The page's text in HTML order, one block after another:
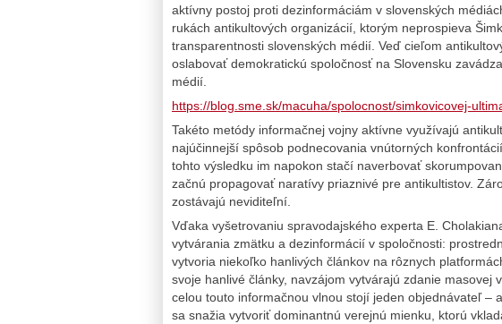
aktívny postoj proti dezinformáciám v slovenských
rukách antikultových organizácií, ktorým neprospieva
transparentnosti slovenských médií. Veď cieľom
oslabovať demokratickú spoločnosť na Slovensku
médií.
https://blog.sme.sk/macuha/spolocnost/simkovicovej-
Takéto metódy informačnej vojny aktívne využívajú
najúčinnejší spôsob podnecovania vnútorných
tohto výsledku im napokon stačí naverbovať
začnú propagovať naratívy priaznivé pre antikultistov.
zostávajú neviditeľní.
Vďaka vyšetrovaniu spravodajského experta E.
vytvárania zmätku a dezinformácií v spoločnosti:
vytvoria niekoľko hanlivých článkov na rôznych
svoje hanlivé články, navzájom vytvárajú zdanie masovej
celou touto informačnou vlnou stojí jeden objednávateľ –
sa snažia vytvoriť dominantnú verejnú mienku, ktorú